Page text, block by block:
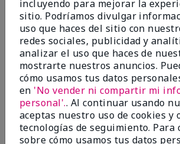
Satisfied
EnviadoHace 3 meses
porKeyrone
de LaBelle, FL
Evaluado en
marykay.com/en-us/
Since using MK products, my skin
I've received compliments that my
improved, and most of all, my skin
incluyendo para mejorar la
sitio. Podríamos divulgar
uso que haces del sitio con
redes sociales, publicidad y
analizar el uso que haces de
mostrarte nuestros anuncios.
cómo usamos tus datos
en 'No vender ni compartir mi
personal'.. Al continuar usando
aceptas nuestro uso de cookies y
tecnologías de seguimiento. Para
sobre cómo usamos tus datos